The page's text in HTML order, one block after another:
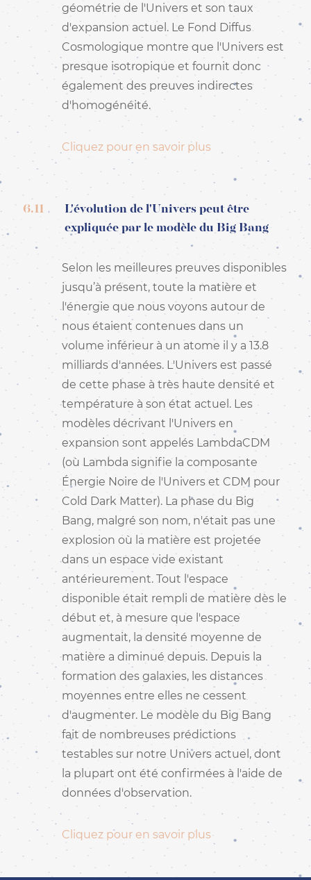
géométrie de l'Univers et son taux
d'expansion actuel. Le Fond Diffus
Cosmologique montre que l'Univers est
presque isotropique et fournit donc
également des preuves indirectes
d'homogénéité.
Cliquez pour en savoir plus
6.11
L'évolution de l'Univers peut être
expliquée par le modèle du Big Bang
Selon les meilleures preuves disponibles
jusqu’à présent, toute la matière et
l'énergie que nous voyons autour de
nous étaient contenues dans un
volume inférieur à un atome il y a 13.8
milliards d'années. L'Univers est passé
de cette phase à très haute densité et
température à son état actuel. Les
modèles décrivant l'Univers en
expansion sont appelés LambdaCDM
(où Lambda signifie la composante
Énergie Noire de l'Univers et CDM pour
Cold Dark Matter). La phase du Big
Bang, malgré son nom, n'était pas une
explosion où la matière est projetée
dans un espace vide existant
antérieurement. Tout l'espace
disponible était rempli de matière dès le
début et, à mesure que l'espace
augmentait, la densité moyenne de
matière a diminué depuis. Depuis la
formation des galaxies, les distances
moyennes entre elles ne cessent
d'augmenter. Le modèle du Big Bang
fait de nombreuses prédictions
testables sur notre Univers actuel, dont
la plupart ont été confirmées à l'aide de
données d'observation.
Cliquez pour en savoir plus